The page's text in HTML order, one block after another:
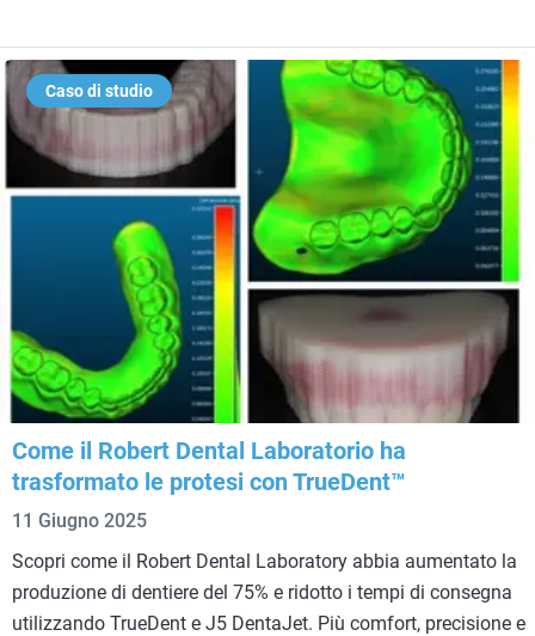
Caso di studio
Come il Robert Dental Laboratorio ha
trasformato le protesi con TrueDent™
11 Giugno 2025
Scopri come il Robert Dental Laboratory abbia aumentato la
produzione di dentiere del 75% e ridotto i tempi di consegna
utilizzando TrueDent e J5 DentaJet. Più comfort, precisione e